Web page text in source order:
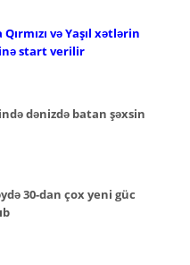
və Yaşıl xətlərin
start verilir
dənizdə batan şəxsin
30-dan çox yeni güc